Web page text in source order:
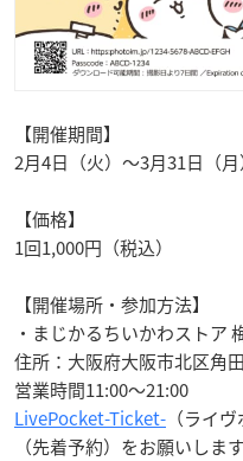
【開催期間】
2月4日（火）～3月31日（月
【価格】
1回1,000円（税込）
【開催場所・参加方法】
・まじかるちいかわストア
住所：大阪府大阪市北区角
営業時間11:00～21:00
LivePocket-Ticket- （ライ
（先着予約）をお願いします